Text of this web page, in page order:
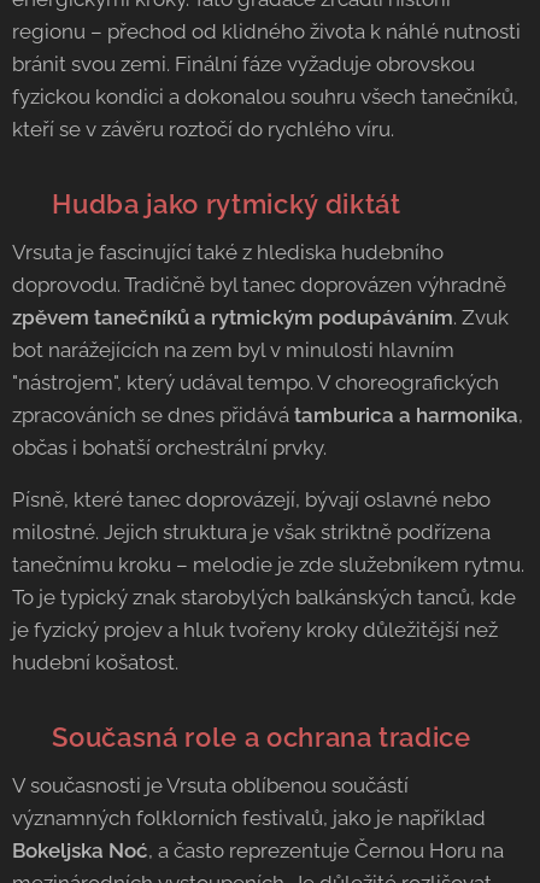
regionu – přechod od klidného života k náhlé nutnosti
bránit svou zemi. Finální fáze vyžaduje obrovskou
fyzickou kondici a dokonalou souhru všech tanečníků,
kteří se v závěru roztočí do rychlého víru.
🎶 Hudba jako rytmický diktát
Vrsuta je fascinující také z hlediska hudebního
doprovodu. Tradičně byl tanec doprovázen výhradně
zpěvem tanečníků a rytmickým podupáváním. Zvuk
bot narážejících na zem byl v minulosti hlavním
"nástrojem", který udával tempo. V choreografických
zpracováních se dnes přidává tamburica a harmonika,
občas i bohatší orchestrální prvky.
Písně, které tanec doprovázejí, bývají oslavné nebo
milostné. Jejich struktura je však striktně podřízena
tanečnímu kroku – melodie je zde služebníkem rytmu.
To je typický znak starobylých balkánských tanců, kde
je fyzický projev a hluk tvořeny kroky důležitější než
hudební košatost.
🛡️ Současná role a ochrana tradice
V současnosti je Vrsuta oblíbenou součástí
významných folklorních festivalů, jako je například
Bokeljska Noć, a často reprezentuje Černou Horu na